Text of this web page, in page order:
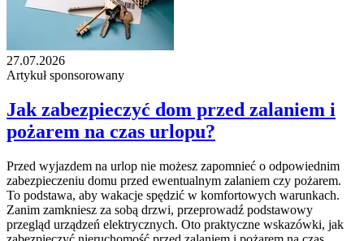
27.07.2026
Artykuł sponsorowany
Jak zabezpieczyć dom przed zalaniem i
pożarem na czas urlopu?
Przed wyjazdem na urlop nie możesz zapomnieć o odpowiednim
zabezpieczeniu domu przed ewentualnym zalaniem czy pożarem.
To podstawa, aby wakacje spędzić w komfortowych warunkach.
Zanim zamkniesz za sobą drzwi, przeprowadź podstawowy
przegląd urządzeń elektrycznych. Oto praktyczne wskazówki, jak